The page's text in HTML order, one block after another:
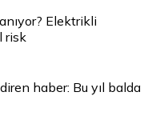
Elektrikli
risk
haber: Bu yıl balda